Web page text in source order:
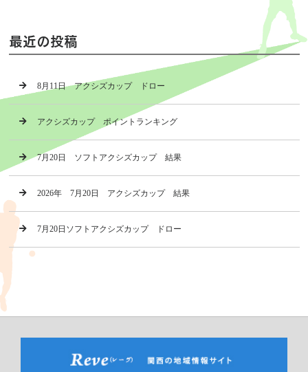
最近の投稿
8月11日 アクシズカップ ドロー
アクシズカップ ポイントランキング
7月20日 ソフトアクシズカップ 結果
2026年 7月20日 アクシズカップ 結果
7月20日ソフトアクシズカップ ドロー